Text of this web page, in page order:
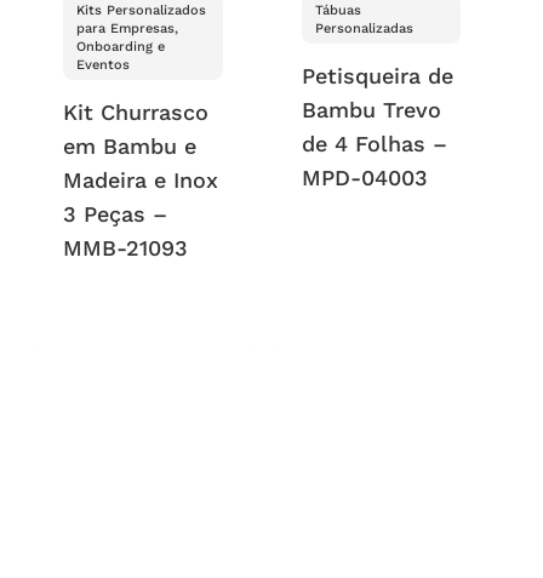
Kits Personalizados
para Empresas,
Onboarding e
Eventos
Kit Churrasco
em Bambu e
Madeira e Inox
3 Peças –
MMB-21093
Tábuas
Personalizadas
Petisqueira de
Bambu Trevo
de 4 Folhas –
MPD-04003